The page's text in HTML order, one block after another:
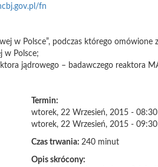
fn
w Polsce”, podczas którego omówione
w Polsce;
jądrowego – badawczego reaktora
Termin:
wtorek, 22 Wrzesień, 2015 - 08:30
wtorek, 22 Wrzesień, 2015 - 09:30
Czas trwania: 240 minut
Opis skrócony: